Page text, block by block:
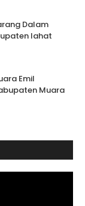
Dalam
lahat
Emil
Muara